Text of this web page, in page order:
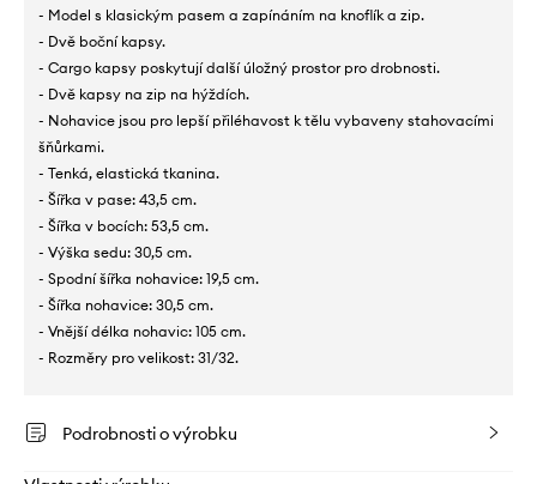
- Model s klasickým pasem a zapínáním na knoflík a zip.
- Dvě boční kapsy.
- Cargo kapsy poskytují další úložný prostor pro drobnosti.
- Dvě kapsy na zip na hýždích.
- Nohavice jsou pro lepší přiléhavost k tělu vybaveny stahovacími
šňůrkami.
- Tenká, elastická tkanina.
- Šířka v pase: 43,5 cm.
- Šířka v bocích: 53,5 cm.
- Výška sedu: 30,5 cm.
- Spodní šířka nohavice: 19,5 cm.
- Šířka nohavice: 30,5 cm.
- Vnější délka nohavic: 105 cm.
- Rozměry pro velikost: 31/32.
Podrobnosti o výrobku